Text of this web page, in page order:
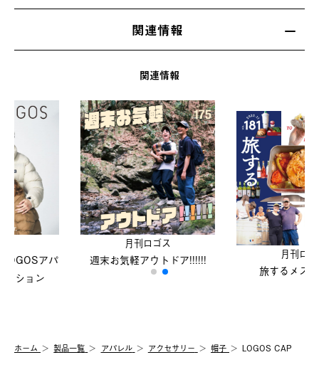
関連情報
関連情報
週末お気軽アウトドア!!!!!!
旅するメスキット。
ホーム 製品⼀覧 アパレル アクセサリー 帽子 LOGOS CAP